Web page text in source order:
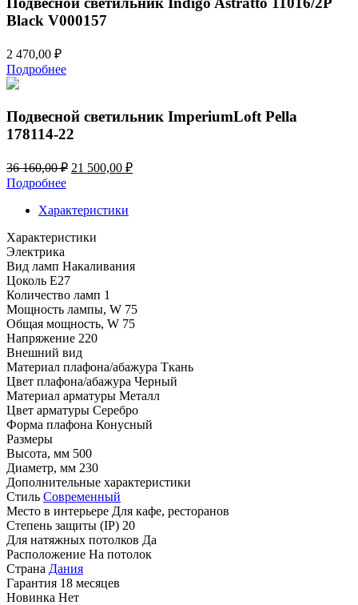
Black V000157
2 470,00 ₽
Подробнее
Подвесной светильник ImperiumLoft Pella
178114-22
36 160,00₽ Первоначальная
36
21 500,00 ₽Текущая
Подробнее
Характеристики
Характеристики
Электрика
Вид ламп Накаливания
Цоколь E27
Количество ламп 1
Мощность лампы, W 75
Общая мощность, W 75
Напряжение 220
Внешний вид
Материал плафона/абажура Ткань
Цвет плафона/абажура Черный
Материал арматуры Металл
Цвет арматуры Серебро
Форма плафона Конусный
Размеры
Высота, мм 500
Диаметр, мм 230
Дополнительные характеристики
Стиль Современный
Место в интерьере Для кафе, ресторанов
Степень защиты (IP) 20
Для натяжных потолков Да
Расположение На потолок
Страна Дания
Гарантия 18 месяцев
Новинка Нет